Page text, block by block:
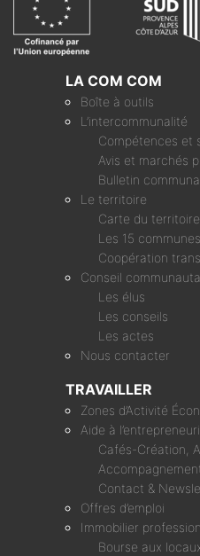
LA COM COM
Boîte à outils
L’intercommunalité
Compétences et
Avis et marchés
Bulletin
Le territoire
Carte du territoire
Les 15 communes
Coopération
Conseil
Les élus
Les conseils
Les actes
Nous contacter
TRAVAILLER
Zones d’Activité
Aide à
Cafés-Création,
Contact &
Offres d’emploi
Immobilier
Bourse aux